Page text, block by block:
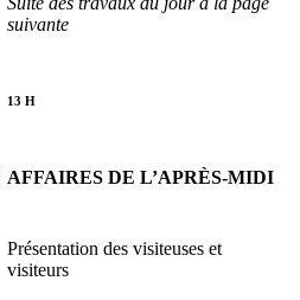
suivante
13 H
AFFAIRES DE L’APRÈS-MIDI
Présentation des visiteuses et
visiteurs